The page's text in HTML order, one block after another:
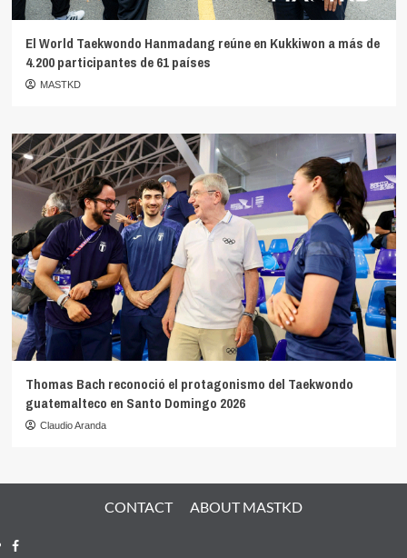
El World Taekwondo Hanmadang reúne en Kukkiwon a más de
4.200 participantes de 61 países
MASTKD
Thomas Bach reconoció el protagonismo del Taekwondo
guatemalteco en Santo Domingo 2026
Claudio Aranda
CONTACT ABOUT MASTKD
Facebook